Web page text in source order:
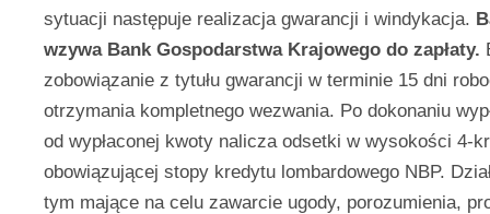
sytuacji następuje realizacja gwarancji i windykacja.
wzywa Bank Gospodarstwa Krajowego do zapłaty.
zobowiązanie z tytułu gwarancji w terminie 15 dni
otrzymania kompletnego wezwania. Po dokonaniu
od wypłaconej kwoty nalicza odsetki w wysokości 4-
obowiązującej stopy kredytu lombardowego NBP.
tym mające na celu zawarcie ugody, porozumienia,